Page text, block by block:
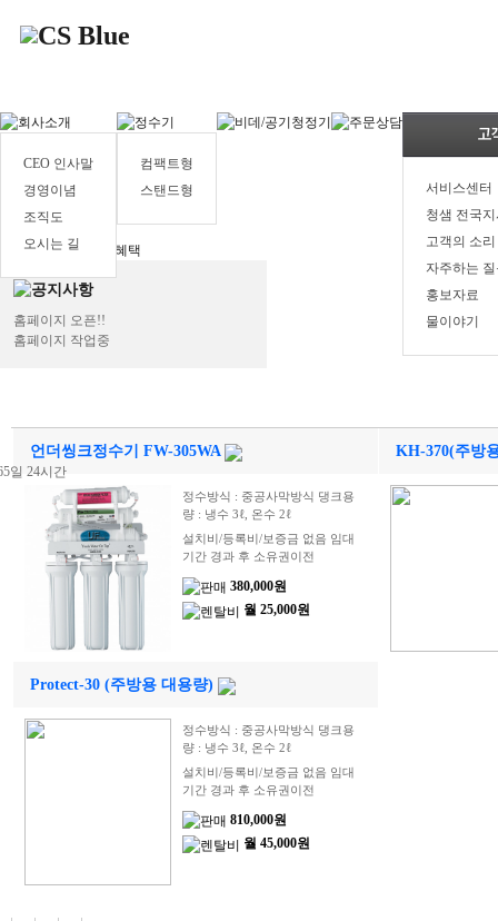
CEO 인사말
경영이념
조직도
오시는 길
컴팩트형
스탠드형
서비스센터
청샘 전국
고객의 소리
자주하는
홍보자료
물이야기
홈페이지 오픈!!
홈페이지 작업중
언더씽크정수기 FW-305WA
정수방식 : 중공사막방식 댕크용
량 : 냉수 3ℓ, 온수 2ℓ
설치비/등록비/보증금 없음 임대
기간 경과 후 소유권이전
380,000원
월 25,000원
KH-370(주방
Protect-30 (주방용 대용량)
정수방식 : 중공사막방식 댕크용
량 : 냉수 3ℓ, 온수 2ℓ
설치비/등록비/보증금 없음 임대
기간 경과 후 소유권이전
810,000원
월 45,000원